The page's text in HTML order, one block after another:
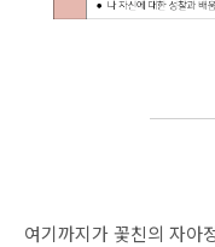
여기까지가 꽃친의 자아